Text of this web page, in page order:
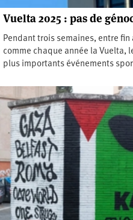
Vuelta 2025 : pas de
Pendant trois semaines, entre
comme chaque année la Vuelta,
plus importants événements